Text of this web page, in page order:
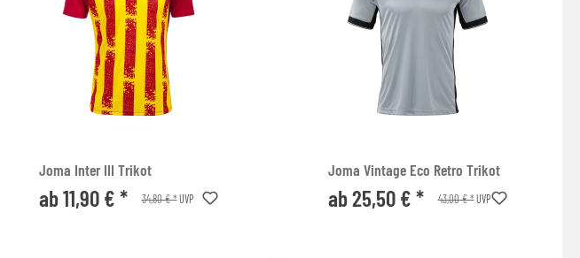
Joma Inter III Trikot
ab 11,90 € * 34,80 € *UVP
Joma Vintage Eco Retro Trikot
ab 25,50 € * 43,00 € *UVP